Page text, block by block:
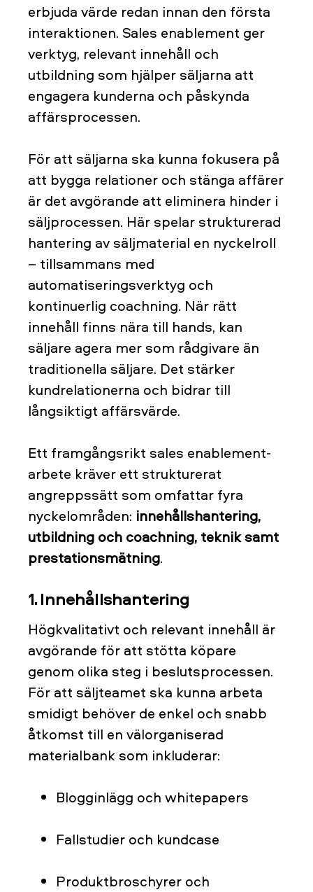
erbjuda värde redan innan den första
interaktionen. Sales enablement ger
verktyg, relevant innehåll och
utbildning som hjälper säljarna att
engagera kunderna och påskynda
affärsprocessen.
För att säljarna ska kunna fokusera på
att bygga relationer och stänga affärer
är det avgörande att eliminera hinder i
säljprocessen. Här spelar strukturerad
hantering av säljmaterial en nyckelroll
– tillsammans med
automatiseringsverktyg och
kontinuerlig coachning. När rätt
innehåll finns nära till hands, kan
säljare agera mer som rådgivare än
traditionella säljare. Det stärker
kundrelationerna och bidrar till
långsiktigt affärsvärde.
Ett framgångsrikt sales enablement-
arbete kräver ett strukturerat
angreppssätt som omfattar fyra
nyckelområden: innehållshantering,
utbildning och coachning, teknik samt
prestationsmätning.
1. Innehållshantering
Högkvalitativt och relevant innehåll är
avgörande för att stötta köpare
genom olika steg i beslutsprocessen.
För att säljteamet ska kunna arbeta
smidigt behöver de enkel och snabb
åtkomst till en välorganiserad
materialbank som inkluderar:
Blogginlägg och whitepapers
Fallstudier och kundcase
Produktbroschyrer och